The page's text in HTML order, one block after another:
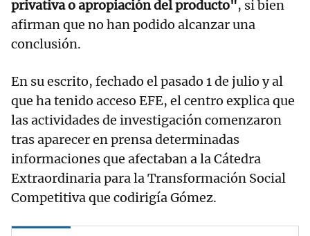
privativa o apropiación del producto", si bien
afirman que no han podido alcanzar una
conclusión.
En su escrito, fechado el pasado 1 de julio y al
que ha tenido acceso EFE, el centro explica que
las actividades de investigación comenzaron
tras aparecer en prensa determinadas
informaciones que afectaban a la Cátedra
Extraordinaria para la Transformación Social
Competitiva que codirigía Gómez.